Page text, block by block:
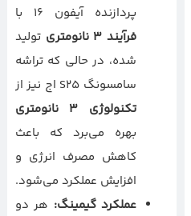
پردازنده آیفون ۱۶ با
فرآیند ۳ نانومتری تولید
شده، در حالی که تراشه
سامسونگ S25 اج نیز از
تکنولوژی ۳ نانومتری
بهره می‌برد که باعث
کاهش مصرف انرژی و
افزایش عملکرد می‌شود.
عملکرد گیمینگ: هر دو